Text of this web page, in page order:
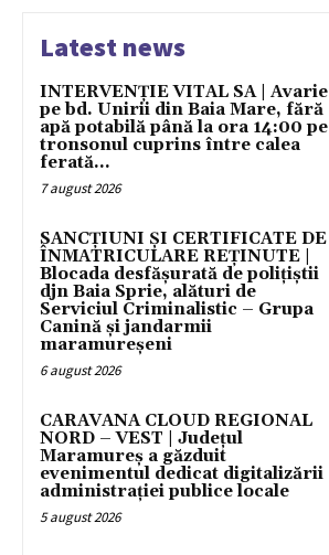
Latest news
INTERVENȚIE VITAL SA | Avarie
pe bd. Unirii din Baia Mare, fără
apă potabilă până la ora 14:00 pe
tronsonul cuprins între calea
ferată...
7 august 2026
SANCȚIUNI ȘI CERTIFICATE DE
ÎNMATRICULARE REȚINUTE |
Blocada desfășurată de polițiștii
djn Baia Sprie, alături de
Serviciul Criminalistic – Grupa
Canină și jandarmii
maramureșeni
6 august 2026
CARAVANA CLOUD REGIONAL
NORD – VEST | Județul
Maramureș a găzduit
evenimentul dedicat digitalizării
administrației publice locale
5 august 2026